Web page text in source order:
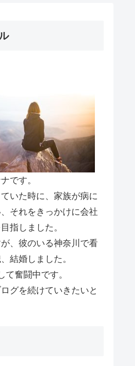
です。
いた時に、家族が病に
それをきっかけに会社
指しました。
、彼のいる神奈川で看
結婚しました。
て奮闘中です。
グを続けていきたいと